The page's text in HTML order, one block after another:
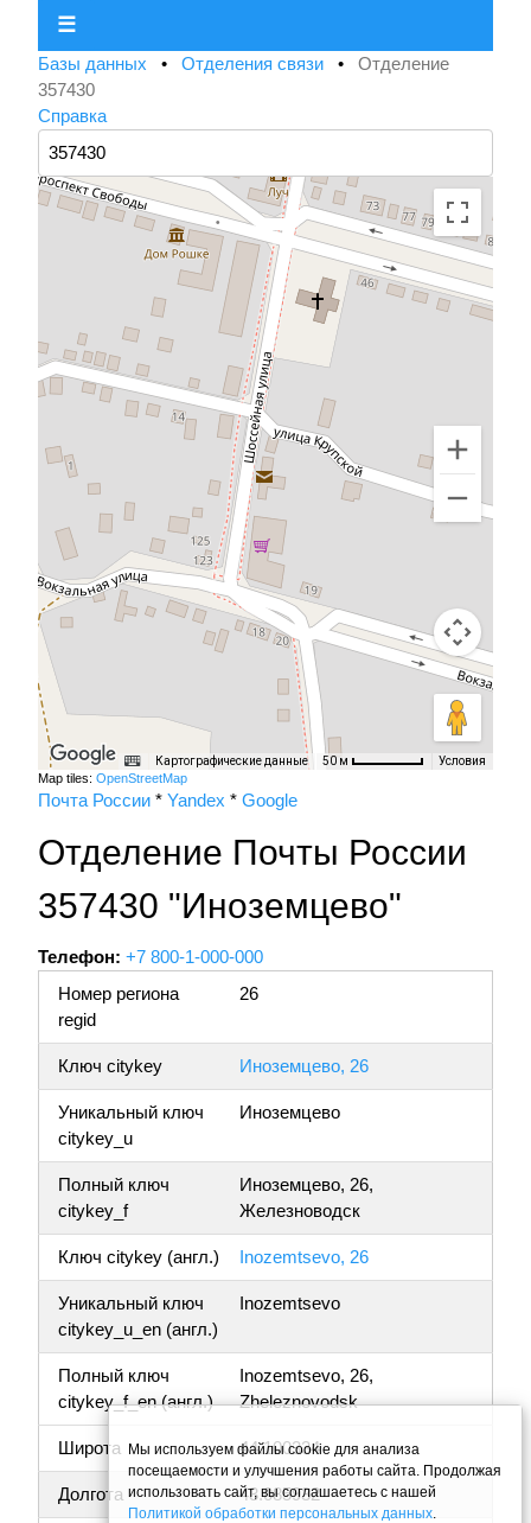
☰
Базы данных • Отделения связи • Отделение
357430
Справка
Картографические данные 50 м Условия
Map tiles: OpenStreetMap
Почта России * Yandex * Google
Отделение Почты России
357430 "Иноземцево"
Телефон: +7 800-1-000-000
Номер региона
regid
26
Ключ citykey Иноземцево, 26
Уникальный ключ
citykey_u
Иноземцево
Полный ключ
citykey_f
Иноземцево, 26,
Железноводск
Ключ citykey (англ.) Inozemtsevo, 26
Уникальный ключ
citykey_u_en (англ.)
Inozemtsevo
Полный ключ
citykey_f_en (англ.)
Inozemtsevo, 26,
Zheleznovodsk
Широта 44.100334
Долгота 43.085932
Мы используем файлы cookie для анализа
посещаемости и улучшения работы сайта. Продолжая
использовать сайт, вы соглашаетесь с нашей
Политикой обработки персональных данных